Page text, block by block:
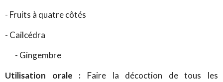
- Fruits à quatre côtés
- Cailcédra
- Gingembre
Utilisation orale : Faire la décoction de tous les